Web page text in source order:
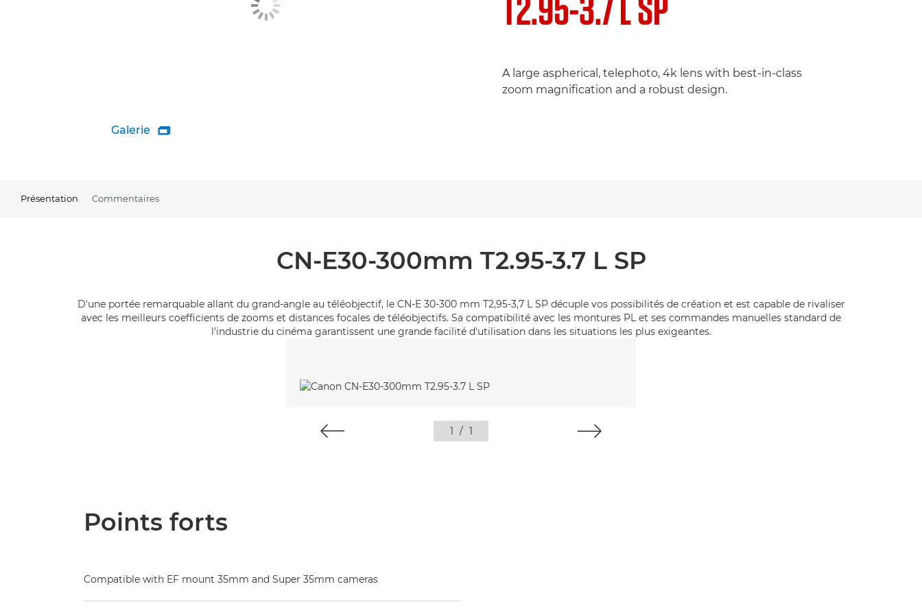
Galerie 
A large aspherical, telephoto, 4k lens with best-in-class
zoom magnification and a robust design.
Présentation Commentaires
CN-E30-300mm T2.95-3.7 L SP
D'une portée remarquable allant du grand-angle au téléobjectif, le CN-E 30-300 mm T2,95-3,7 L SP décuple vos possibilités de création et est capable de rivaliser
avec les meilleurs coefficients de zooms et distances focales de téléobjectifs. Sa compatibilité avec les montures PL et ses commandes manuelles standard de
l'industrie du cinéma garantissent une grande facilité d'utilisation dans les situations les plus exigeantes.
1 / 1
Points forts
Compatible with EF mount 35mm and Super 35mm cameras